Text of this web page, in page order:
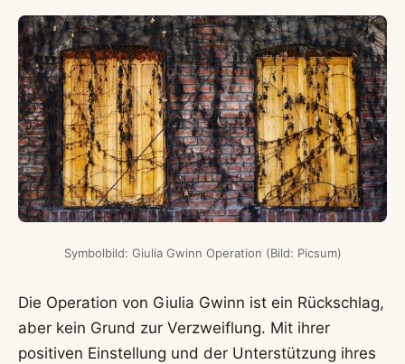
Symbolbild: Giulia Gwinn Operation (Bild: Picsum)
Die Operation von Giulia Gwinn ist ein Rückschlag,
aber kein Grund zur Verzweiflung. Mit ihrer
positiven Einstellung und der Unterstützung ihres